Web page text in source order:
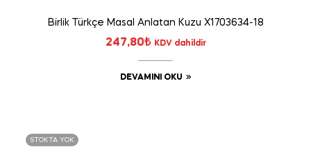
Birlik Türkçe Masal Anlatan Kuzu X1703634-18
247,80₺ KDV dahildir
DEVAMINI OKU
STOKTA YOK